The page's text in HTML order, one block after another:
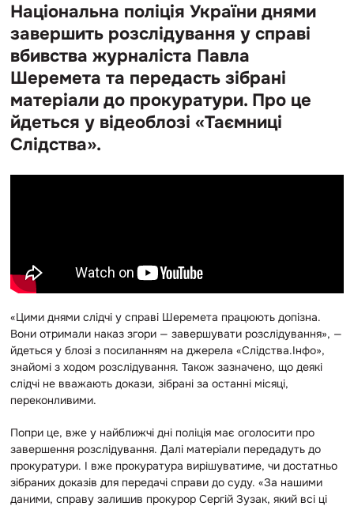
Національна поліція України днями
завершить розслідування у справі
вбивства журналіста Павла
Шеремета та передасть зібрані
матеріали до прокуратури. Про це
йдеться у відеоблозі «Таємниці
Слідства».
«Цими днями слідчі у справі Шеремета працюють допізна.
Вони отримали наказ згори — завершувати розслідування», —
йдеться у блозі з посиланням на джерела «Слідства.Інфо»,
знайомі з ходом розслідування. Також зазначено, що деякі
слідчі не вважають докази, зібрані за останні місяці,
переконливими.
Попри це, вже у найближчі дні поліція має оголосити про
завершення розслідування. Далі матеріали передадуть до
прокуратури. І вже прокуратура вирішуватиме, чи достатньо
зібраних доказів для передачі справи до суду. «За нашими
даними, справу залишив прокурор Сергій Зузак, який всі ці